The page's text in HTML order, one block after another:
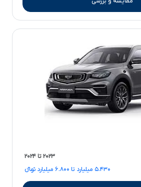
۲۰۲۳ تا ۲۰۲۴
۵.۴۳۰ میلیارد تا ۶.۸۰۰ میلیارد تومانءءء